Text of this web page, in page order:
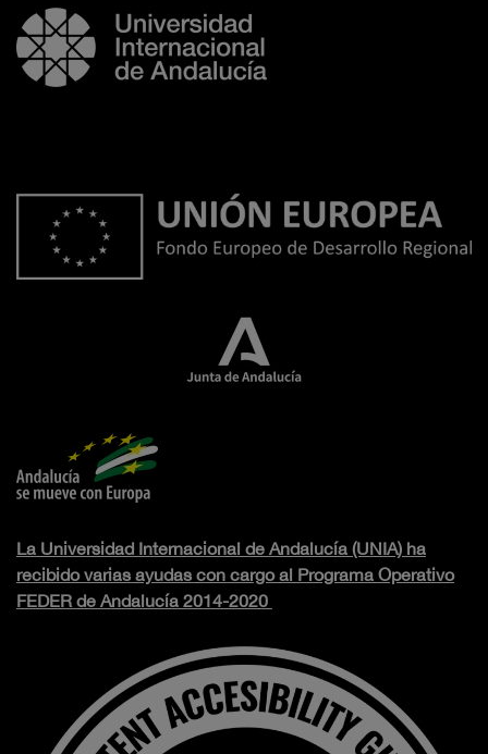
La Universidad Internacional de Andalucía (UNIA) ha
recibido varias ayudas con cargo al Programa Operativo
FEDER de Andalucía 2014-2020